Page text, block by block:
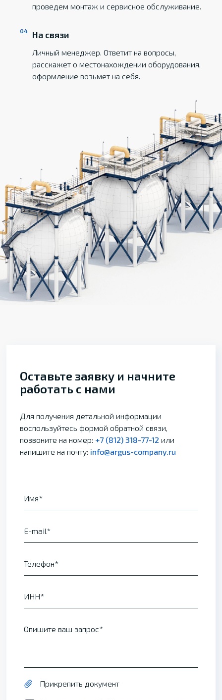
проведем монтаж и сервисное обслуживание.
На связи
Личный менеджер. Ответит на вопросы,
расскажет о местонахождении оборудования,
оформление возьмет на себя.
Оставьте заявку и начните
работать с нами
Для получения детальной информации
воспользуйтесь формой обратной связи,
позвоните на номер: +7 (812) 318-77-12 или
напишите на почту: info@argus-company.ru
Имя
E-mail
Телефон
ИНН
Опишите ваш запрос
Прикрепить документ